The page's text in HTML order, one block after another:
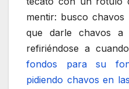
mentir: busco
que darle chavos a
refiriéndose a cuando
fondos para su
pidiendo chavos en